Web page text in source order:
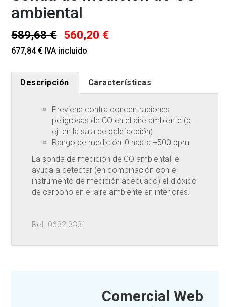
ambiental
589,68 € 560,20 €
677,84 € IVA incluido
Descripción Características
Previene contra concentraciones
peligrosas de CO en el aire ambiente (p.
ej. en la sala de calefacción)
Rango de medición: 0 hasta +500 ppm
La sonda de medición de CO ambiental le
ayuda a detectar (en combinación con el
instrumento de medición adecuado) el dióxido
de carbono en el aire ambiente en interiores.
Ref. 0632 3331
Comercial Web